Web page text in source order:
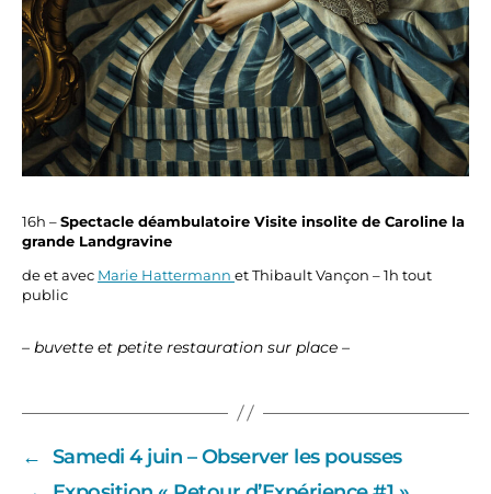
16h –Spectacle déambulatoire Visite insolite de Caroline la
grande Landgravine
de et avec Marie Hattermann et Thibault Vançon – 1h tout
public
– buvette et petite restauration sur place –
← Samedi 4 juin – Observer les pousses